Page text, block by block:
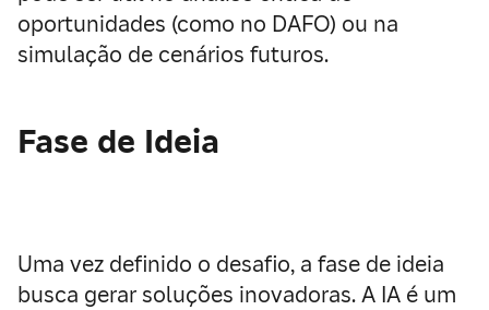
oportunidades (como no DAFO) ou na
simulação de cenários futuros.
Fase de Ideia
Uma vez definido o desafio, a fase de ideia
busca gerar soluções inovadoras. A IA é um